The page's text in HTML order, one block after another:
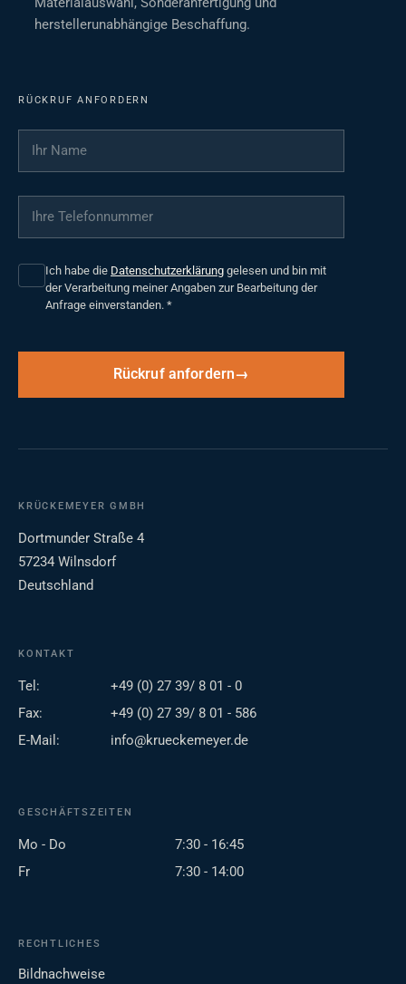
herstellerunabhängige Beschaffung.
RÜCKRUF ANFORDERN
Ihr Name
Ihre Telefonnummer
Ich habe die Datenschutzerklärung gelesen und bin mit
der Verarbeitung meiner Angaben zur Bearbeitung der
Anfrage einverstanden. *
Rückruf anfordern
KRÜCKEMEYER GMBH
Dortmunder Straße 4
57234 Wilnsdorf
Deutschland
KONTAKT
Tel:
+49 (0) 27 39/ 8 01 - 0
Fax:
+49 (0) 27 39/ 8 01 - 586
E-Mail:
info@krueckemeyer.de
GESCHÄFTSZEITEN
Mo - Do
7:30 - 16:45
Fr
7:30 - 14:00
RECHTLICHES
Bildnachweise